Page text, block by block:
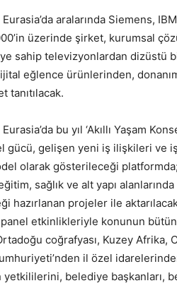
aralarında Siemens,
üzerinde şirket, kurumsal
sahip televizyonlardan dizüstü
eğlence ürünlerinden,
tanıtılacak.
bu yıl ‘Akıllı Yaşam
gücü, gelişen yeni iş ilişkileri ve
olarak gösterileceği
sağlık ve alt yapı
hazırlanan projeler ile
etkinlikleriyle konunun bütün
coğrafyası, Kuzey
il özel
yetkililerini, belediye başkanları,